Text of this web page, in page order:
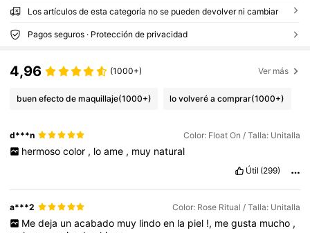
Los artículos de esta categoría no se pueden devolver ni cambiar
Pagos seguros · Protección de privacidad
4,96 (1000+) Ver más
buen efecto de maquillaje(1000+) lo volveré a comprar(1000+)
d***n Color: Float On / Talla: Unitalla
hermoso color , lo ame , muy natural
Útil (299)
a***2 Color: Rose Ritual / Talla: Unitalla
Me deja un acabado muy lindo en la piel !, me gusta mucho ,